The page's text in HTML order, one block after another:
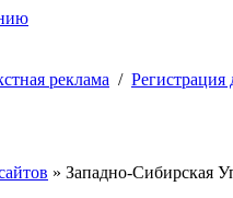
реклама / Регистрация
» Западно-Сибирская